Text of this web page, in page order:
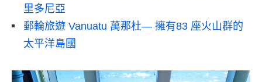
里多尼亞
郵輪旅遊 Vanuatu 萬那杜— 擁有83 座火山群的
太平洋島國